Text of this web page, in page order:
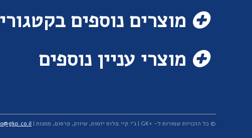
מוצרים נוספים
מוצרי עניין נוספים
© כל הזכויות שמורות ל- +GK | ג'י.קיי.פלוס יזמות, שיווק, פרסום, מתנות | T. +972-3-5491188 | M. +972-54-4919459 |